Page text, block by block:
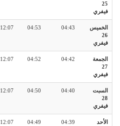
25
فيفري
الخميس
26
فيفري
04:43
04:53
12:07
الجمعة
27
فيفري
04:42
04:52
12:07
السبت
28
فيفري
04:40
04:50
12:07
الأحد
04:39
04:49
12:07